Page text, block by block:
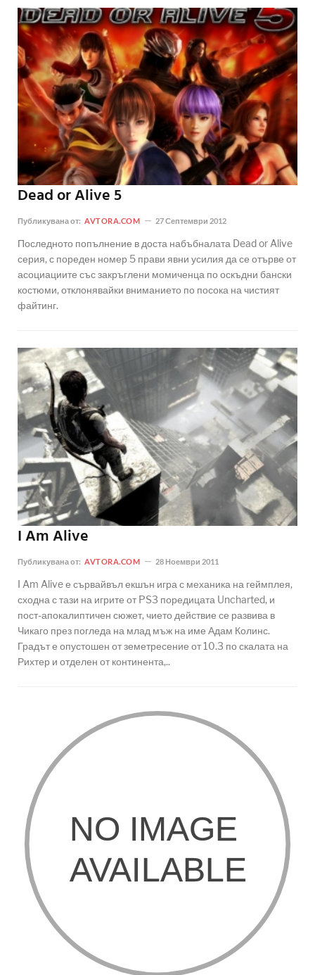
Dead or Alive 5
Публикувана от: AVTORA.COM 27 Септември 2012
Последното попълнение в доста набъбналата Dead or Alive
серия, с пореден номер 5 прави явни усилия да се отърве от
асоциациите със закръглени момиченца по оскъдни бански
костюми, отклонявайки вниманието по посока на чистият
файтинг.
I Am Alive
Публикувана от: AVTORA.COM 28 Ноември 2011
I Am Alive е сървайвъл екшън игра с механика на геймплея,
сходна с тази на игрите от PS3 поредицата Uncharted, и
пост-апокалиптичен сюжет, чието действие се развива в
Чикаго през погледа на млад мъж на име Адам Колинс.
Градът е опустошен от земетресение от 10.3 по скалата на
Рихтер и отделен от континента,..